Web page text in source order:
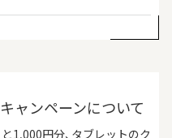
ャンペーンについて
1,000円分、タブレットのク